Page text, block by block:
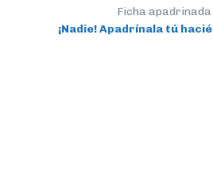
Ficha apadrinada
¡Nadie! Apadrínala tú